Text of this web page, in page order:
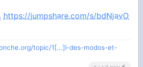
https://jumpshare.com/s/bdNjavO
topic/1[...]l-des-modos-et-